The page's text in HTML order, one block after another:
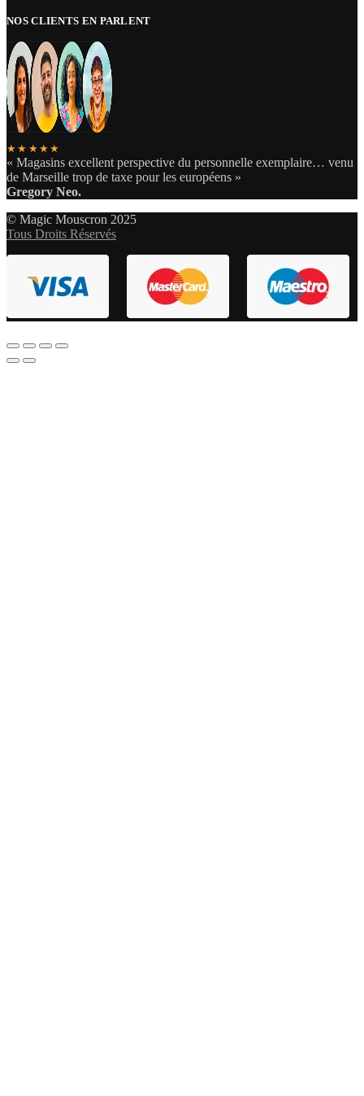
NOS CLIENTS EN PARLENT
★★★★★
« Magasins excellent perspective du personnelle exemplaire… venu
de Marseille trop de taxe pour les européens »
Gregory Neo.
© Magic Mouscron 2025
Tous Droits Réservés